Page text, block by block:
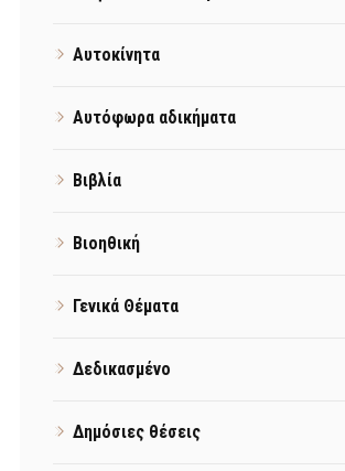
Αυτοκίνητα
Αυτόφωρα αδικήματα
Βιβλία
Βιοηθική
Γενικά Θέματα
Δεδικασμένο
Δημόσιες θέσεις